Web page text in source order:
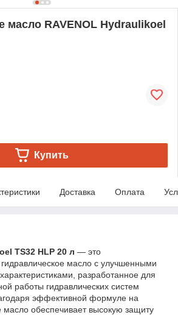
масло RAVENOL Hydraulikoel
Купить
Доставка Оплата
TS32 HLP 20 л — это
гидравлическое масло с улучшенными
разработанное для
работы гидравлических систем
эффективной формуле на
обеспечивает высокую защиту